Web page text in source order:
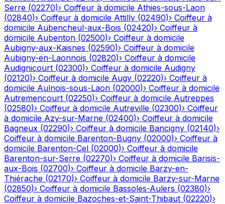
Serre (02270)› Coiffeur à domicile Athies-sous-Laon
(02840)› Coiffeur à domicile Attilly (02490)› Coiffeur à
domicile Aubencheul-aux-Bois (02420)› Coiffeur à
domicile Aubenton (02500)› Coiffeur à domicile
Aubigny-aux-Kaisnes (02590)› Coiffeur à domicile
Aubigny-en-Laonnois (02820)› Coiffeur à domicile
Audignicourt (02300)› Coiffeur à domicile Audigny
(02120)› Coiffeur à domicile Augy (02220)› Coiffeur à
domicile Aulnois-sous-Laon (02000)› Coiffeur à domicile
Autremencourt (02250)› Coiffeur à domicile Autreppes
(02580)› Coiffeur à domicile Autreville (02300)› Coiffeur
à domicile Azy-sur-Marne (02400)› Coiffeur à domicile
Bagneux (02290)› Coiffeur à domicile Bancigny (02140)›
Coiffeur à domicile Barenton-Bugny (02000)› Coiffeur à
domicile Barenton-Cel (02000)› Coiffeur à domicile
Barenton-sur-Serre (02270)› Coiffeur à domicile Barisis-
aux-Bois (02700)› Coiffeur à domicile Barzy-en-
Thiérache (02170)› Coiffeur à domicile Barzy-sur-Marne
(02850)› Coiffeur à domicile Bassoles-Aulers (02380)›
Coiffeur à domicile Bazoches-et-Saint-Thibaut (02220)›